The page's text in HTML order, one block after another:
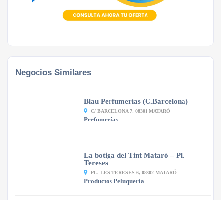
Negocios Similares
Blau Perfumerías (C.Barcelona)
C/ BARCELONA 7, 08301 MATARÓ
Perfumerías
La botiga del Tint Mataró – Pl.
Tereses
PL. LES TERESES 6, 08302 MATARÓ
Productos Peluquería